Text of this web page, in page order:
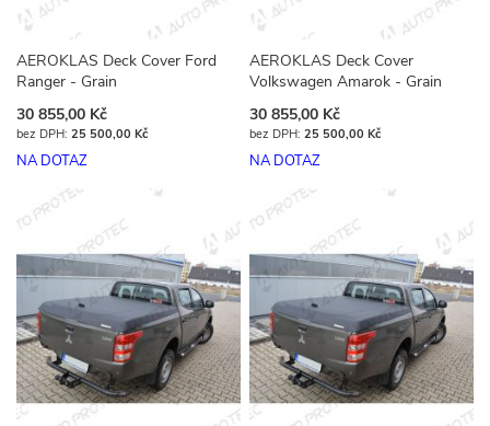
AEROKLAS Deck Cover Ford
Ranger - Grain
30 855,00 Kč
25 500,00 Kč
NA DOTAZ
AEROKLAS Deck Cover
Volkswagen Amarok - Grain
30 855,00 Kč
25 500,00 Kč
NA DOTAZ